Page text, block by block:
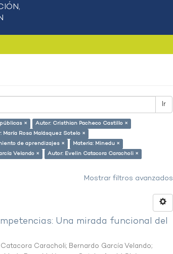
Ir
×
Autor: Cristhian Pacheco Castillo ×
María Rosa Malásquez Sotelo ×
de aprendizajes ×
Materia: Minedu ×
Velando ×
Autor: Evelin Catacora Caracholi ×
Mostrar filtros avanzados
Una mirada funcional del
Catacora Caracholi; Bernardo García Velando;